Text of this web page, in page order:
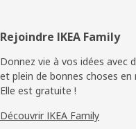
Pied
de
page
Rejoindre IKEA Family
Donnez vie à vos idées avec
et plein de bonnes choses en
Elle est gratuite !
Découvrir IKEA Family